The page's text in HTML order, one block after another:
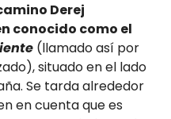
Derej
conocido como el
(llamado así por
situado en el lado
Se tarda alrededor
en cuenta que es